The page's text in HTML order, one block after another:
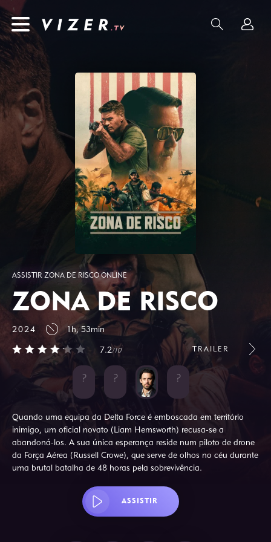
ASSISTIR ZONA DE RISCO ONLINE
ZONA DE RISCO
2024 1h, 53min
7.2/10 TRAILER
Quando uma equipa da Delta Force é emboscada em território
inimigo, um oficial novato (Liam Hemsworth) recusa-se a
abandoná-los. A sua única esperança reside num piloto de drone
da Força Aérea (Russell Crowe), que serve de olhos no céu durante
uma brutal batalha de 48 horas pela sobrevivência.
ASSISTIR